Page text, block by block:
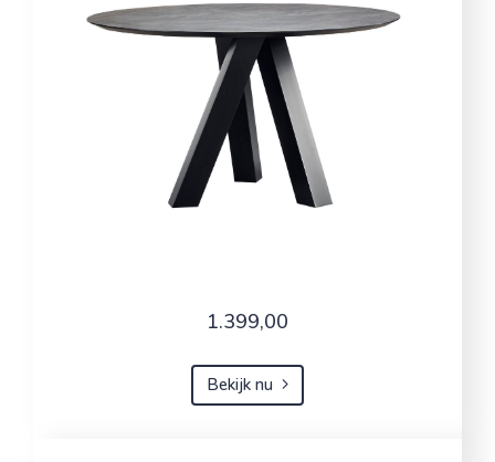
1.399,00
Bekijk nu